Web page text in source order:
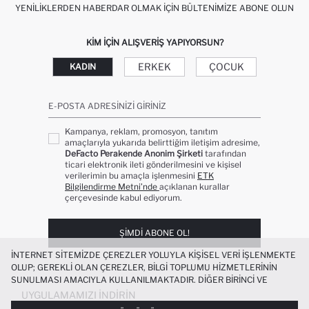
YENILIKLERDEN HABERDAR OLMAK İÇIN BÜLTENIMIZE ABONE OLUN
KIM IÇIN ALIŞVERIŞ YAPIYORSUN?
KADIN ERKEK ÇOCUK
E-POSTA ADRESINIZI GIRINIZ
Kampanya, reklam, promosyon, tanıtım
amaçlarıyla yukarıda belirttiğim iletişim adresime,
DeFacto Perakende Anonim Şirketi tarafından
ticari elektronik ileti gönderilmesini ve kişisel
verilerimin bu amaçla işlenmesini ETK
Bilgilendirme Metni’nde açıklanan kurallar
çerçevesinde kabul ediyorum.
ŞIMDI ABONE OL!
UYGULAMAMIZI İNDIRIN
İNTERNET SITEMIZDE ÇEREZLER YOLUYLA KIŞISEL VERI IŞLENMEKTE
OLUP; GEREKLI OLAN ÇEREZLER, BILGI TOPLUMU HIZMETLERININ
SUNULMASI AMACIYLA KULLANILMAKTADIR. DIĞER BIRINCI VE
ÜÇÜNCÜ TARAF ÇEREZLER ISE SIZE DAHA IYI BIR ALIŞVERIŞ
DENEYIMI SUNULABILMESI, SITEMIZIN DAHA IŞLEVSEL KILINMASI VE